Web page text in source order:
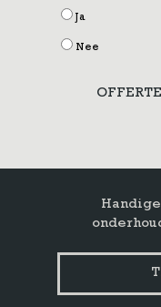
Ja
Nee